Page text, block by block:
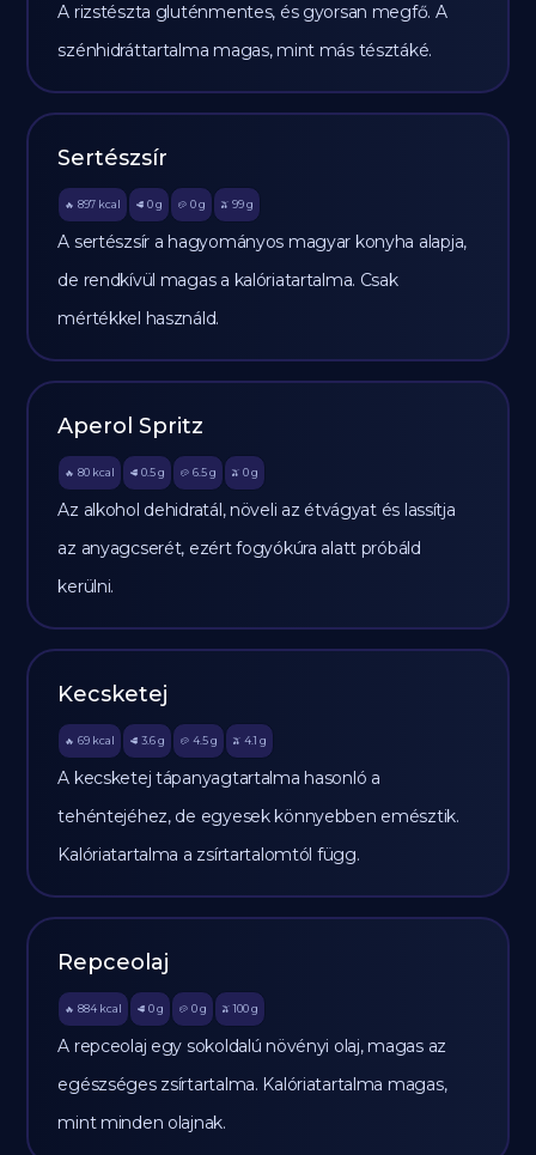
A rizstészta gluténmentes, és gyorsan megfő. A
szénhidráttartalma magas, mint más tésztáké.
Sertészsír
🔥 897 kcal 🥩 0 g 🥔 0g 🫒 99 g
A sertészsír a hagyományos magyar konyha alapja,
de rendkívül magas a kalóriatartalma. Csak
mértékkel használd.
Aperol Spritz
🔥 80 kcal 🥩 0.5 g 🥔 6.5g 🫒 0 g
Az alkohol dehidratál, növeli az étvágyat és lassítja
az anyagcserét, ezért fogyókúra alatt próbáld
kerülni.
Kecsketej
🔥 69 kcal 🥩 3.6 g 🥔 4.5g 🫒 4.1 g
A kecsketej tápanyagtartalma hasonló a
tehéntejéhez, de egyesek könnyebben emésztik.
Kalóriatartalma a zsírtartalomtól függ.
Repceolaj
🔥 884 kcal 🥩 0 g 🥔 0g 🫒 100 g
A repceolaj egy sokoldalú növényi olaj, magas az
egészséges zsírtartalma. Kalóriatartalma magas,
mint minden olajnak.